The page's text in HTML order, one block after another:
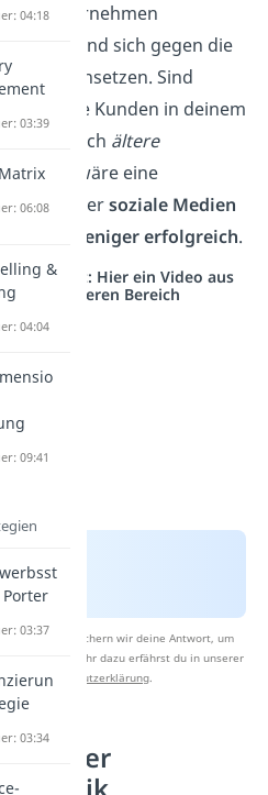
ein Unternehmen
sein und sich gegen die
durchsetzen. Sind
die Kunden in deinem
ältere
, dann wäre eine
übersoziale Medien
weniger erfolgreich.
vernetzt: Hier ein Video aus
einem anderen Bereich
speichern wir deine Antwort, um
verbessern. Mehr dazu erfährst du in unserer
Datenschutzerklärung
der
04:18
03:39
06:08
&
04:04
09:41
03:37
03:34